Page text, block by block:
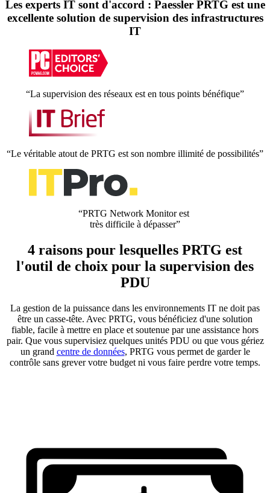
Les experts IT sont d'accord : Paessler PRTG est une
excellente solution de supervision des infrastructures
IT
“La supervision des réseaux est en tous points bénéfique”
“Le véritable atout de PRTG est son nombre illimité de possibilités”
“PRTG Network Monitor est
très difficile à dépasser”
4 raisons pour lesquelles PRTG est
l'outil de choix pour la supervision des
PDU
La gestion de la puissance dans les environnements IT ne doit pas
être un casse-tête. Avec PRTG, vous bénéficiez d'une solution
fiable, facile à mettre en place et soutenue par une assistance hors
pair. Que vous supervisiez quelques unités PDU ou que vous gériez
un grand centre de données, PRTG vous permet de garder le
contrôle sans grever votre budget ni vous faire perdre votre temps.